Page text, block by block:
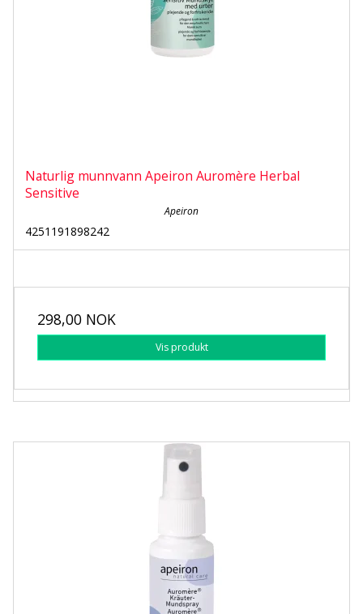
Naturlig munnvann Apeiron Auromère Herbal
Sensitive
Apeiron
4251191898242
298,00 NOK
Vis produkt